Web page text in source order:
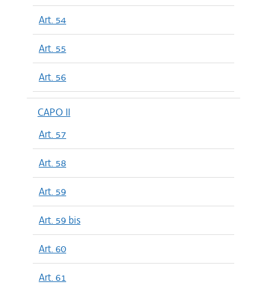
Art. 54
Art. 55
Art. 56
CAPO II
Art. 57
Art. 58
Art. 59
Art. 59 bis
Art. 60
Art. 61